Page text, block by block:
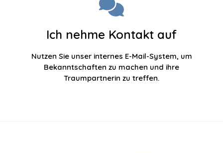
Ich nehme Kontakt auf
Nutzen Sie unser internes E-Mail-System, um
Bekanntschaften zu machen und ihre
Traumpartnerin zu treffen.